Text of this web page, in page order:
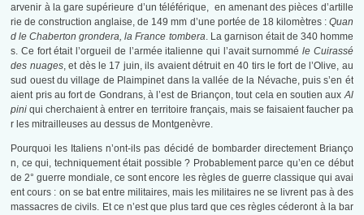
arvenir à la gare supérieure d’un téléférique, en amenant des pièces d’artille
rie de construction anglaise, de 149 mm d’une portée de 18 kilomètres : Quan
d le Chaberton grondera, la France tombera. La garnison était de 340 homme
s. Ce fort était l’orgueil de l’armée italienne qui l’avait surnomméle Cuirassé
des nuages, et dès le 17 juin, ils avaient détruit en 40 tirs le fort de l’Olive, au
sud ouest du village de Plaimpinet dans la vallée de la Névache, puis s’en ét
aient pris au fort de Gondrans, à l’est de Briançon, tout cela en soutien auxAl
pini qui cherchaient à entrer en territoire français, mais se faisaient faucher pa
r les mitrailleuses au dessus de Montgenèvre.
Pourquoi les Italiens n’ont-ils pas décidé de bombarder directement Brianço
n, ce qui, techniquement était possible ? Probablement parce qu’en ce début
de 2° guerre mondiale, ce sont encore les règles de guerre classique qui avai
ent cours : on se bat entre militaires, mais les militaires ne se livrent pas à des
massacres de civils. Et ce n’est que plus tard que ces règles céderont à la bar